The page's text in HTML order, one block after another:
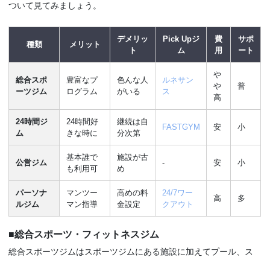
ついて見てみましょう。
種類 メリット
デメリッ
ト
Pick Upジ
ム
費
用
サポ
ート
総合スポ
ーツジム
豊富なプ
ログラム
色んな人
がいる
ルネサン
ス
や
や
高
普
24時間ジ
ム
24時間好
きな時に
継続は自
分次第
FASTGYM 安 小
公営ジム
基本誰で
も利用可
施設が古
め
- 安 小
パーソナ
ルジム
マンツー
マン指導
高めの料
金設定
24/7ワー
クアウト
高 多
■総合スポーツ・フィットネスジム
総合スポーツジムはスポーツジムにある施設に加えてプール、ス